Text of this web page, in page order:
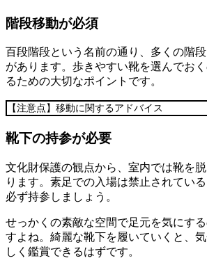
階段移動が必須
百段階段という名前の通り、多くの階
があります。歩きやすい靴を選んでお
るための大切なポイントです。
【注意点】移動に関するアドバイス
靴下の持参が必要
文化財保護の観点から、室内では靴を
ります。素足での入場は禁止されてい
必ず持参しましょう。
せっかくの素敵な空間で足元を気にす
すよね。綺麗な靴下を履いていくと、
しく鑑賞できるはずです。